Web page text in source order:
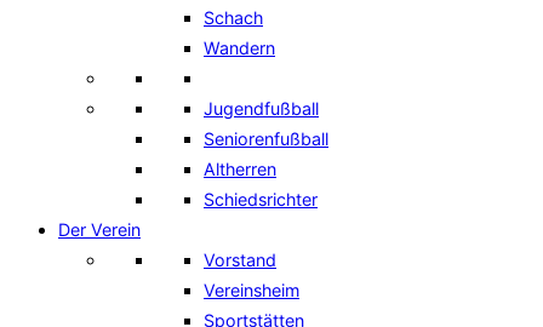
Schach
Wandern
Jugendfußball
Seniorenfußball
Altherren
Schiedsrichter
Der Verein
Vorstand
Vereinsheim
Sportstätten